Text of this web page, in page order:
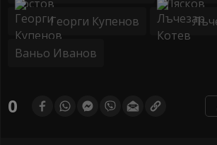
Георги Купенов
Ваньо Иванов
0